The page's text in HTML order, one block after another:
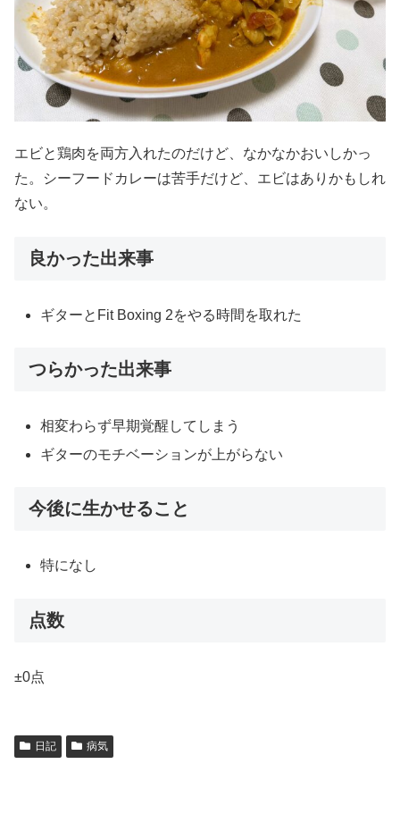
エビと鶏肉を両方入れたのだけど、なかなかおいしかっ
た。シーフードカレーは苦手だけど、エビはありかもしれ
ない。
良かった出来事
ギターとFit Boxing 2をやる時間を取れた
つらかった出来事
相変わらず早期覚醒してしまう
ギターのモチベーションが上がらない
今後に生かせること
特になし
点数
±0点
日記 病気